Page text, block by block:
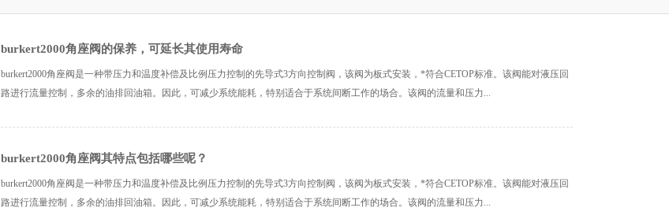
burkert2000角座阀的保养，可延长其使用寿命
burkert2000角座阀是一种带压力和温度补偿及比例压力控制的先导式3方向控制阀，该阀为板式安装，*符合CETOP标准。该阀能对液压回
路进行流量控制，多余的油排回油箱。因此，可减少系统能耗，特别适合于系统间断工作的场合。该阀的流量和压力...
burkert2000角座阀其特点包括哪些呢？
burkert2000角座阀是一种带压力和温度补偿及比例压力控制的先导式3方向控制阀，该阀为板式安装，*符合CETOP标准。该阀能对液压回
路进行流量控制，多余的油排回油箱。因此，可减少系统能耗，特别适合于系统间断工作的场合。该阀的流量和压力...